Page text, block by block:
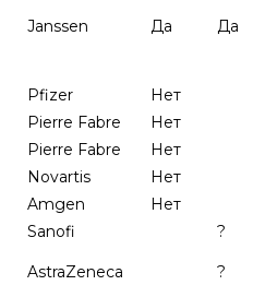
Janssen Да Да
Pfizer
Нет
Pierre Fabre
Нет
Pierre Fabre
Нет
Novartis
Нет
Amgen
Нет
Sanofi
?
AstraZeneca ?